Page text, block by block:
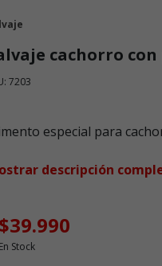
cachorro
7203
especial para
descripción
$39.990
En Stock